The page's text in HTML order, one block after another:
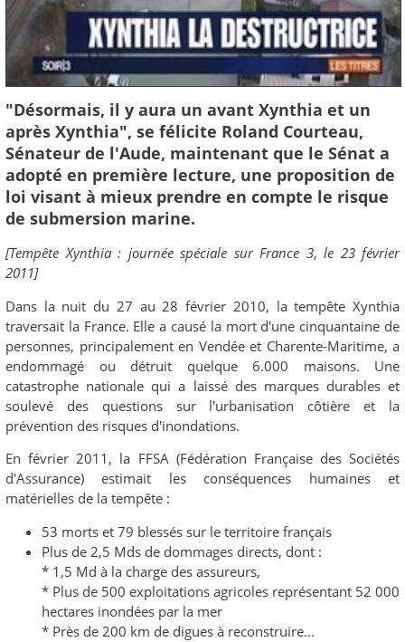
"Désormais, il y aura un avant Xynthia et un
après Xynthia", se félicite Roland Courteau,
Sénateur de l'Aude, maintenant que le Sénat a
adopté en première lecture, une proposition de
loi visant à mieux prendre en compte le risque
de submersion marine.
[Tempête Xynthia : journée spéciale sur France 3, le 23 février
2011]
Dans la nuit du 27 au 28 février 2010, la tempête Xynthia
traversait la France. Elle a causé la mort d'une cinquantaine de
personnes, principalement en Vendée et Charente-Maritime, a
endommagé ou détruit quelque 6.000 maisons. Une
catastrophe nationale qui a laissé des marques durables et
soulevé des questions sur l'urbanisation côtière et la
prévention des risques d'inondations.
En février 2011, la FFSA (Fédération Française des Sociétés
d'Assurance) estimait les conséquences humaines et
matérielles de la tempête :
53 morts et 79 blessés sur le territoire français
Plus de 2,5 Mds de dommages directs, dont :
* 1,5 Md à la charge des assureurs,
* Plus de 500 exploitations agricoles représentant 52 000
hectares inondées par la mer
* Près de 200 km de digues à reconstruire...